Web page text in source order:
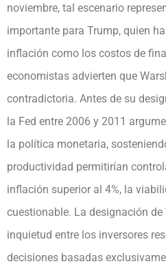
noviembre, tal escenario
importante para Trump, quien
inflación como los costos de
economistas advierten que
contradictoria. Antes de su
la Fed entre 2006 y 2011
la política monetaria,
productividad permitirían
inflación superior al 4%, la
cuestionable. La designación de
inquietud entre los inversores
decisiones basadas